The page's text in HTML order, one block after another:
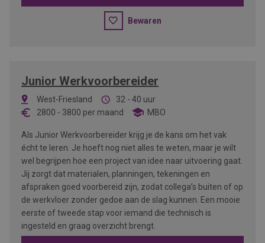
Bewaren
Junior Werkvoorbereider
West-Friesland
32 - 40 uur
2800 - 3800 per maand MBO
Als Junior Werkvoorbereider krijg je de kans om het vak
écht te leren. Je hoeft nog niet alles te weten, maar je wilt
wel begrijpen hoe een project van idee naar uitvoering gaat.
Jij zorgt dat materialen, planningen, tekeningen en
afspraken goed voorbereid zijn, zodat collega’s buiten of op
de werkvloer zonder gedoe aan de slag kunnen. Een mooie
eerste of tweede stap voor iemand die technisch is
ingesteld en graag overzicht brengt.